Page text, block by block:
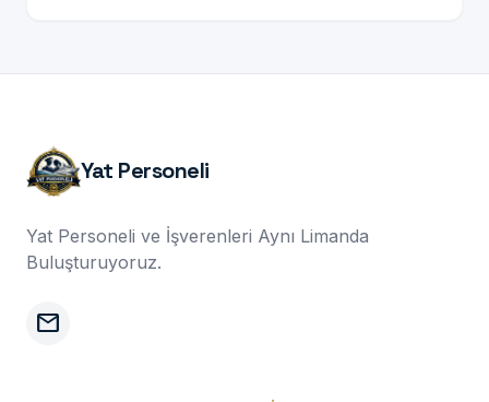
Yat Personeli
Yat Personeli ve İşverenleri Aynı Limanda
Buluşturuyoruz.
mail